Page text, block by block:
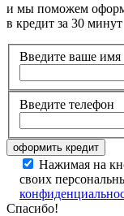
и мы поможем
в кредит за 30 минут
Введите ваше имя
Введите телефон
Нажимая на
своих
Спасибо!